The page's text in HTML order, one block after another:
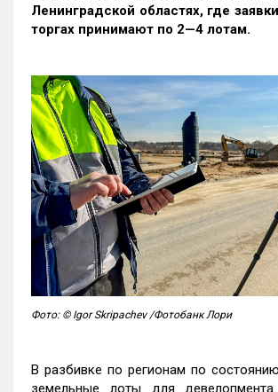
Ленинградской областях, где
торгах принимают по 2—4 лотам.
Фото: © Igor Skripachev /Фотобанк Лори
В разбивке по регионам по
земельные лоты для